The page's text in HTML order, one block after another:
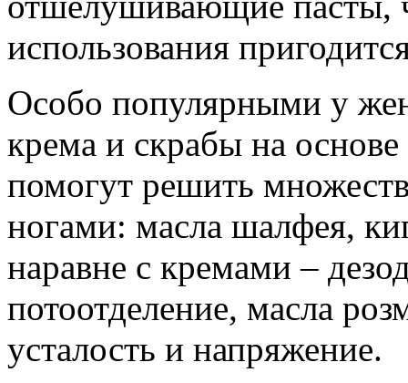
использования
Особо популярными у
крема и скрабы на
помогут решить
ногами: масла шалфея,
наравне с кремами –
потоотделение, масла
усталость и напряжение.